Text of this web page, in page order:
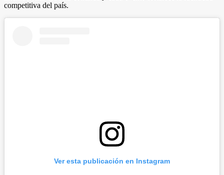
competitiva del país.
Ver esta publicación en Instagram